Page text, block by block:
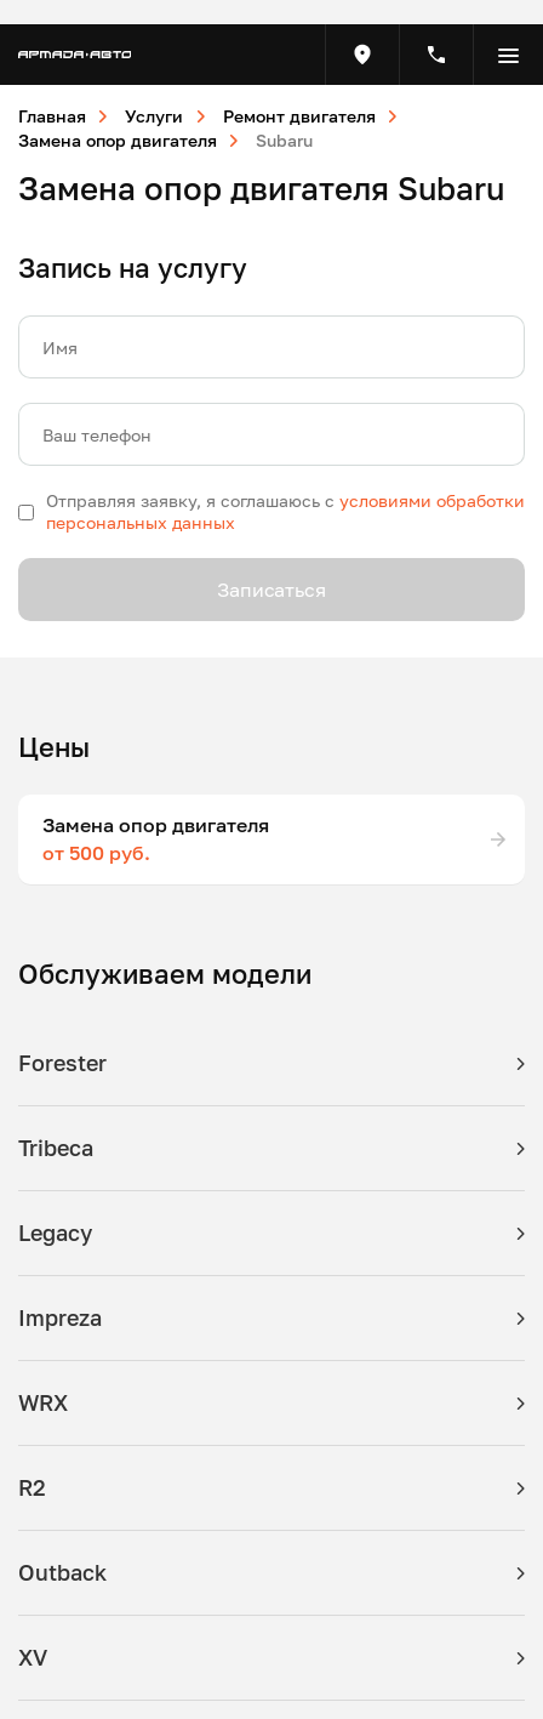
Главная Услуги
Ремонт двигателя
Замена опор двигателя
Subaru
Замена опор двигателя Subaru
Запись на услугу
Имя
Ваш телефон
Отправляя заявку, я соглашаюсь с условиями обработки
персональных данных
Записаться
Цены
Замена опор двигателя
от 500 руб.
Обслуживаем модели
Forester
Tribeca
Legacy
Impreza
WRX
R2
Outback
XV